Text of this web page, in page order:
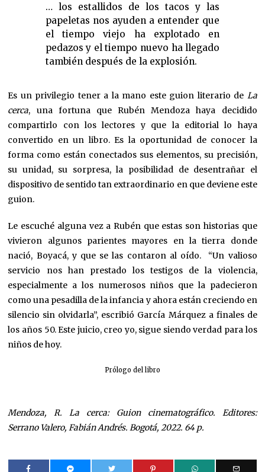
… los estallidos de los tacos y las
papeletas nos ayuden a entender que
el tiempo viejo ha explotado en
pedazos y el tiempo nuevo ha llegado
también después de la explosión.
Es un privilegio tener a la mano este guion literario de La
cerca, una fortuna que Rubén Mendoza haya decidido
compartirlo con los lectores y que la editorial lo haya
convertido en un libro. Es la oportunidad de conocer la
forma como están conectados sus elementos, su precisión,
su unidad, su sorpresa, la posibilidad de desentrañar el
dispositivo de sentido tan extraordinario en que deviene este
guion.
Le escuché alguna vez a Rubén que estas son historias que
vivieron algunos parientes mayores en la tierra donde
nació, Boyacá, y que se las contaron al oído. “Un valioso
servicio nos han prestado los testigos de la violencia,
especialmente a los numerosos niños que la padecieron
como una pesadilla de la infancia y ahora están creciendo en
silencio sin olvidarla”, escribió García Márquez a finales de
los años 50. Este juicio, creo yo, sigue siendo verdad para los
niños de hoy.
Prólogo del libro
Mendoza, R. La cerca: Guion cinematográfico. Editores:
Serrano Valero, Fabián Andrés. Bogotá, 2022. 64 p.